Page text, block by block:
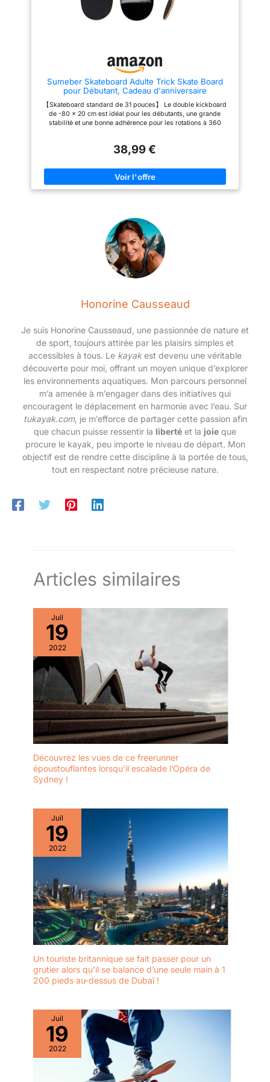
l'obscurité, ce qui attire le
regard. ✪ 【Stable et solide】
diamètre extérieur, 70%
d'élasticité élevée, dureté 90A,
élasticité élevée, résistance
élevée à l'usure, dureté élevée,
font du bruit de plancher
coulissant lisse). ✪ 【Meilleur
cadeau】 La conception à
double coup de pied concave
bon contrôle, ce qui convient
très bien aux patineurs pour
tous les skateurs. Le
skateboard avec un design de
couleur à la mode est un cadeau
arrière + support de mouette +
coussin d'absorption des chocs
en PU jaune (le support du
support de mouette est plus
solide et plus sûr; le coussin
d'absorption des chocs à haute
réinitialisé, de sorte qu'il peut
glisser Si vous avez des
contacter et nous vous
répondrons dans les 24 heures.
Sumeber Skateboard Adulte Trick Skate Board
pour Débutant, Cadeau d'anniversaire
Skateboards pour Enfants Adolescent Adultes
(Tout Noir)
【Skateboard standard de 31 pouces】 Le double kickboard
de -80 x 20 cm est idéal pour les débutants, une grande
stabilité et une bonne adhérence pour les rotations à 360
pour les figures de skateboard classiques; Capacité de
【Roulements à billes en PU】 -Roues en PU 85A super lisses
de 55 x 40 mm avec roulements à billes de précision ABEC-7
et roulements à billes en PU. Convient pour la rue des
livrée entièrement assemblée, prête à rouler hors de la boîte.
Ne pèse que 2 kg, vous pouvez facilement le conduire, le
contrôler et le transporter. Aussi, le meilleur cadeau pour les
enfants, adolescents et adultes. 【Remarque】 - Avant ou
après le premier trajet, vous devez absolument vérifier si les
vis des rouleaux et les vis qui maintiennent les essieux sont
trop serrées ou trop lâches; et peut devoir être resserré ou
résoudrons cela pour vous dès que possible.
38,99 €
Honorine Causseaud
Je suis Honorine Causseaud, une passionnée de nature et
de sport, toujours attirée par les plaisirs simples et
accessibles à tous. Le kayakest devenu une véritable
découverte pour moi, offrant un moyen unique d’explorer
les environnements aquatiques. Mon parcours personnel
m’a amenée à m’engager dans des initiatives qui
encouragent le déplacement en harmonie avec l’eau. Sur
tukayak.com, je m’efforce de partager cette passion afin
que chacun puisse ressentir la liberté et la joie que
procure le kayak, peu importe le niveau de départ. Mon
objectif est de rendre cette discipline à la portée de tous,
tout en respectant notre précieuse nature.
Articles similaires
Juil
19
2022
Découvrez les vues de ce freerunner
époustouflantes lorsqu’il escalade l’Opéra de
Sydney !
Juil
19
2022
Un touriste britannique se fait passer pour un
grutier alors qu’il se balance d’une seule main à 1
200 pieds au-dessus de Dubaï !
Juil
19
2022